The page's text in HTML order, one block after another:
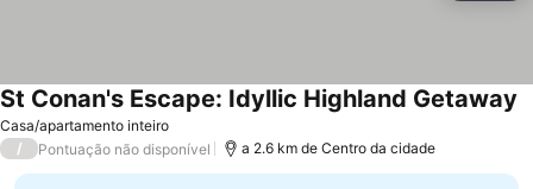
Casa/apartamento inteiro
St Conan's Escape: Idyllic Highland Getaway
/ Pontuação não disponível a 2.6 km de Centro da cidade